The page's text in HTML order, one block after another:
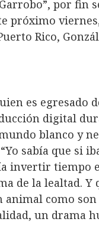
por fin
próximo
Rico,
es egresado
digital
blanco y
sabía que si
invertir tiempo
de la lealtad.
animal como
un drama